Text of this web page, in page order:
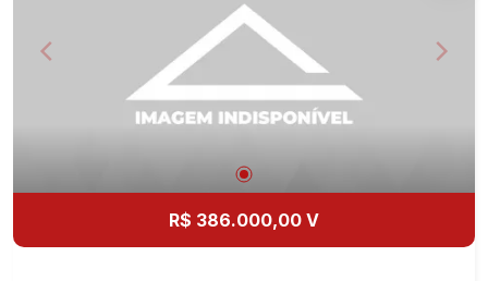
R$ 386.000,00 V